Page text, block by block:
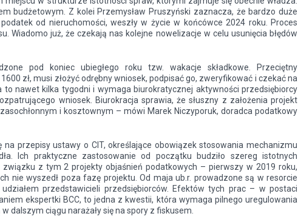
budżetowym. Z kolei Przemysław Pruszyński zaznacza, że bardzo duże
od nieruchomości, weszły w życie w końcówce 2024 roku. Proces
Wiadomo już, że czekają nas kolejne nowelizacje w celu usunięcia błędów
pod koniec ubiegłego roku tzw. wakacje składkowe. Przeciętny
zł, musi złożyć odrębny wniosek, podpisać go, zweryfikować i czekać na
nawet kilka tygodni i wymaga biurokratycznej aktywności przedsiębiorcy
wniosek. Biurokracja sprawia, że słuszny z założenia projekt
i kosztownym – mówi Marek Niczyporuk, doradca podatkowy
przepisy ustawy o CIT, określające obowiązek stosowania mechanizmu
Ich praktyczne zastosowanie od początku budziło szereg istotnych
związku z tym 2 projekty objaśnień podatkowych – pierwszy w 2019 roku,
nie wyszedł poza fazę projektu. Od maja ub.r. prowadzone są w resorcie
przedstawicieli przedsiębiorców. Efektów tych prac – w postaci
ekspertki BCC, to jedna z kwestii, która wymaga pilnego uregulowania
dalszym ciągu narażały się na spory z fiskusem.